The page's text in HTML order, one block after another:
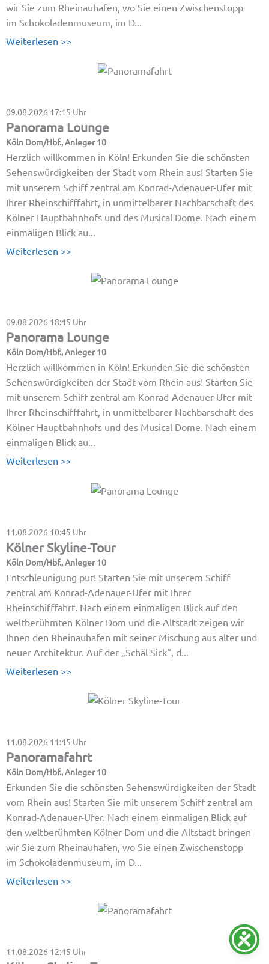
wir Sie zum Rheinauhafen, wo Sie einen Zwischenstopp
im Schokoladenmuseum, im D...
Weiterlesen >>
09.08.2026 17:15 Uhr
Panorama Lounge
Köln Dom/Hbf., Anleger 10
Herzlich willkommen in Köln! Erkunden Sie die schönsten
Sehenswürdigkeiten der Stadt vom Rhein aus! Starten Sie
mit unserem Schiff zentral am Konrad-Adenauer-Ufer mit
Ihrer Rheinschifffahrt, in unmittelbarer Nachbarschaft des
Kölner Hauptbahnhofs und des Musical Dome. Nach einem
einmaligen Blick au...
Weiterlesen >>
09.08.2026 18:45 Uhr
Panorama Lounge
Köln Dom/Hbf., Anleger 10
Herzlich willkommen in Köln! Erkunden Sie die schönsten
Sehenswürdigkeiten der Stadt vom Rhein aus! Starten Sie
mit unserem Schiff zentral am Konrad-Adenauer-Ufer mit
Ihrer Rheinschifffahrt, in unmittelbarer Nachbarschaft des
Kölner Hauptbahnhofs und des Musical Dome. Nach einem
einmaligen Blick au...
Weiterlesen >>
11.08.2026 10:45 Uhr
Kölner Skyline-Tour
Köln Dom/Hbf., Anleger 10
Entschleunigung pur! Starten Sie mit unserem Schiff
zentral am Konrad-Adenauer-Ufer mit Ihrer
Rheinschifffahrt. Nach einem einmaligen Blick auf den
weltberühmten Kölner Dom und die Altstadt zeigen wir
Ihnen den Rheinauhafen mit seiner Mischung aus alter und
neuer Architektur. Auf der „Schäl Sick“, d...
Weiterlesen >>
11.08.2026 11:45 Uhr
Panoramafahrt
Köln Dom/Hbf., Anleger 10
Erkunden Sie die schönsten Sehenswürdigkeiten der Stadt
vom Rhein aus! Starten Sie mit unserem Schiff zentral am
Konrad-Adenauer-Ufer. Nach einem einmaligen Blick auf
den weltberühmten Kölner Dom und die Altstadt bringen
wir Sie zum Rheinauhafen, wo Sie einen Zwischenstopp
im Schokoladenmuseum, im D...
Weiterlesen >>
11.08.2026 12:45 Uhr